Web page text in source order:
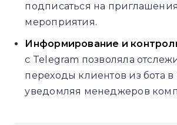
подписаться на
мероприятия.
Информирование и
с Telegram позволяла
переходы клиентов из бота в
уведомляя менеджеров